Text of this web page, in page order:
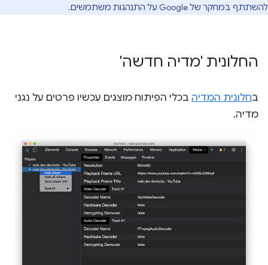
להשתתף במחקר של Google על התנהגות משתמשים.
החלונית 'מדיה חדשה'
בחלונית המדיה בכלי הפיתוח מוצגים עכשיו פרטים על נגני
מדיה.